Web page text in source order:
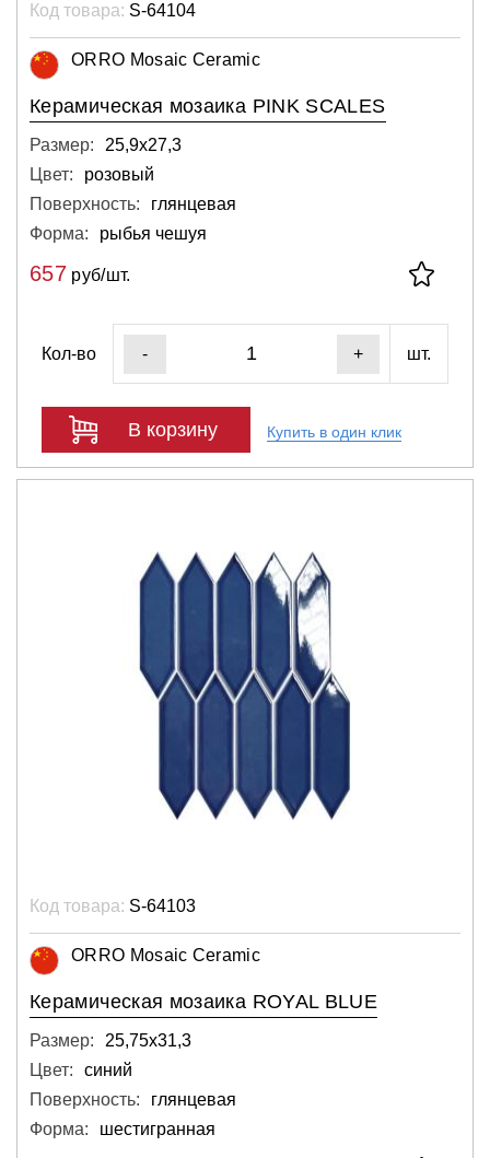
Код товара: S-64104
ORRO Mosaic Ceramic
Керамическая мозаика PINK SCALES
Размер:
25,9х27,3
Цвет:
розовый
Поверхность:
глянцевая
Форма:
рыбья чешуя
657 руб/шт.
Кол-во - + шт.
В корзину Купить в один клик
Код товара: S-64103
ORRO Mosaic Ceramic
Керамическая мозаика ROYAL BLUE
Размер:
25,75х31,3
Цвет:
синий
Поверхность:
глянцевая
Форма:
шестигранная